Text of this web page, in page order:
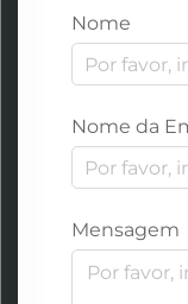
Nome
Nome da
Mensagem